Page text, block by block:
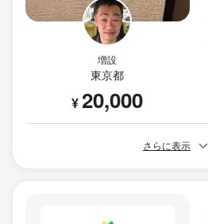
増設
東京都
¥20,000
さらに表示